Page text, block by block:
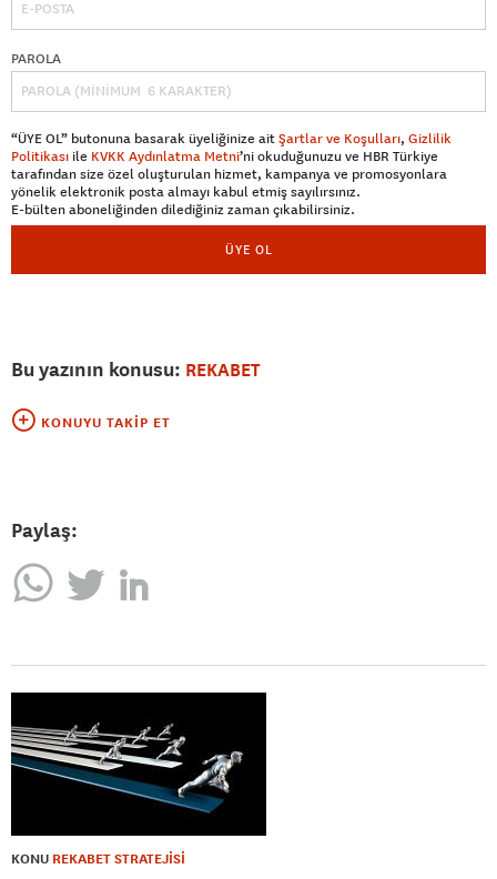
PAROLA
“ÜYE OL” butonuna basarak üyeliğinize aitŞartlar ve Koşulları, Gizlilik
Politikası ile KVKK Aydınlatma Metni’ni okuduğunuzu ve HBR Türkiye
tarafından size özel oluşturulan hizmet, kampanya ve promosyonlara
yönelik elektronik posta almayı kabul etmiş sayılırsınız.
E-bülten aboneliğinden dilediğiniz zaman çıkabilirsiniz.
ÜYE OL
Bu yazının konusu: REKABET
KONUYU TAKIP ET
Paylaş:
KONU REKABET STRATEJİSİ